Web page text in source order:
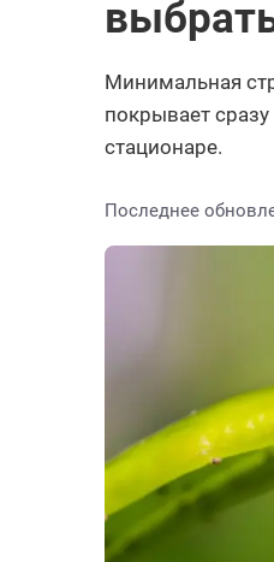
Минимальная
покрывает
стационаре.
Последнее